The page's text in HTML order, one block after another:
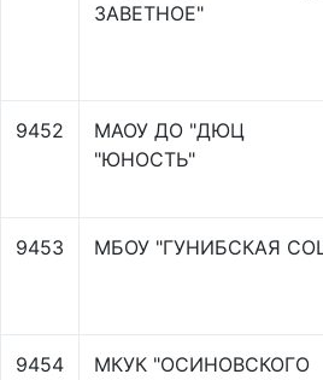
ЗАВЕТНОЕ"
9452
МАОУ ДО "ДЮЦ
"ЮНОСТЬ"
9453 МБОУ "ГУНИБСКАЯ
9454
МКУК "ОСИНОВСКОГО